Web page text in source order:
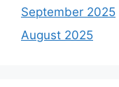
September 2025
August 2025